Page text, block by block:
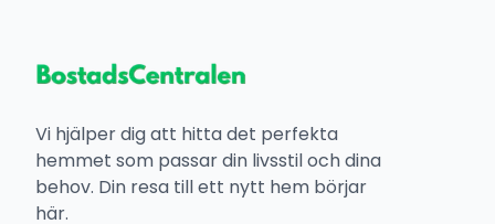
Vi hjälper dig att hitta det perfekta
hemmet som passar din livsstil och dina
behov. Din resa till ett nytt hem börjar
här.